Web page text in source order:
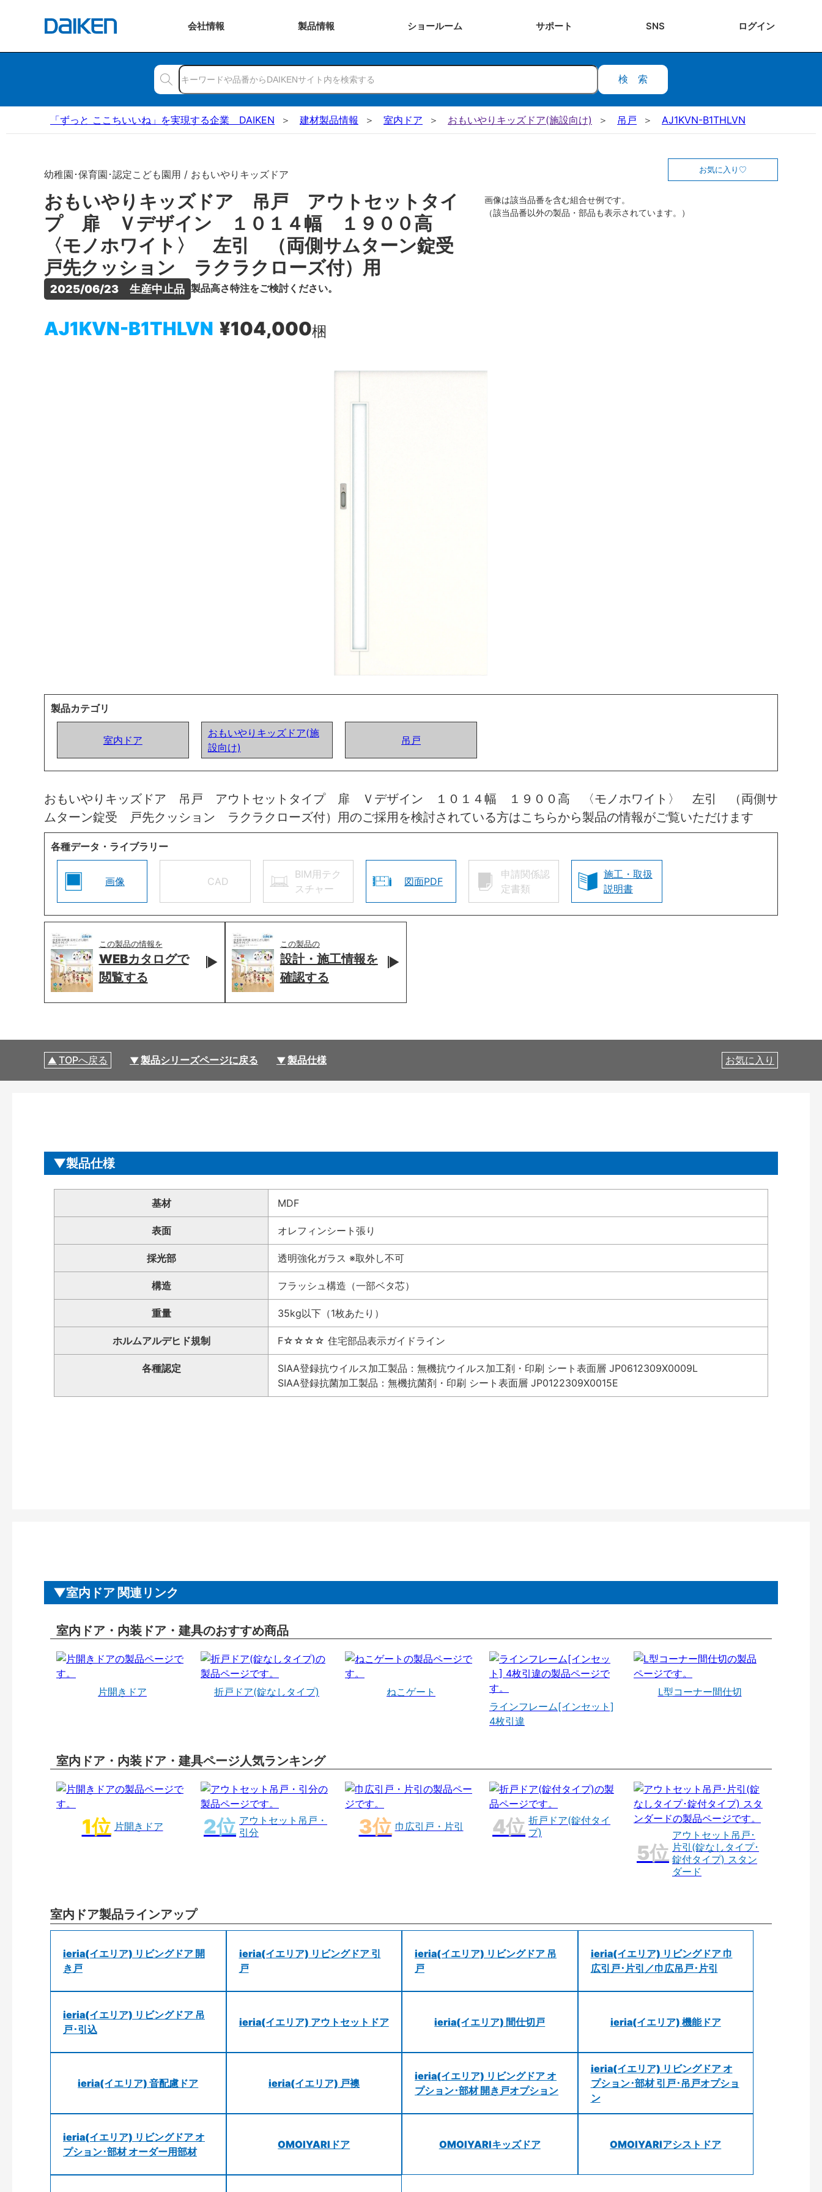
会社情報 製品情報 ショールーム サポート SNS ログイン
検索
「ずっと ここちいいね」を実現する企業 DAIKEN 建材製品情報 室内ドア おもいやりキッズドア(施設向け) 吊戸 AJ1KVN-B1THLVN
幼稚園･保育園･認定こども園用 / おもいやりキッズドア
おもいやりキッズドア 吊戸 アウトセットタイ
プ 扉 Ｖデザイン １０１４幅 １９００高
〈モノホワイト〉 左引 （両側サムターン錠受
戸先クッション ラクラクローズ付）用
2025/06/23　生産中止品 製品高さ特注をご検討ください。
AJ1KVN-B1THLVN ¥104,000梱
お気に入り
画像は該当品番を含む組合せ例です。
（該当品番以外の製品・部品も表示されています。）
製品カテゴリ
室内ドア
おもいやりキッズドア(施
設向け)
吊戸
おもいやりキッズドア 吊戸 アウトセットタイプ 扉 Ｖデザイン １０１４幅 １９００高 〈モノホワイト〉 左引 （両側サ
ムターン錠受 戸先クッション ラクラクローズ付）用のご採用を検討されている方はこちらから製品の情報がご覧いただけます
各種データ・ライブラリー
画像 CAD
BIM用テク
スチャー
図面PDF
申請関係認
定書類
施工・取扱
説明書
この製品の情報を
WEBカタログで
閲覧する
この製品の
設計・施工情報を
確認する
TOPへ戻る 製品シリーズページに戻る 製品仕様 お気に入り
製品仕様
基材 MDF
表面 オレフィンシート張り
採光部 透明強化ガラス ※取外し不可
構造 フラッシュ構造（一部ベタ芯）
重量 35kg以下（1枚あたり）
ホルムアルデヒド規制 F☆☆☆☆ 住宅部品表示ガイドライン
各種認定
SIAA登録抗ウイルス加工製品：無機抗ウイルス加工剤・印刷 シート表面層 JP0612309X0009L
SIAA登録抗菌加工製品：無機抗菌剤・印刷 シート表面層 JP0122309X0015E
室内ドア 関連リンク
室内ドア・内装ドア・建具のおすすめ商品
片開きドア 折戸ドア(錠なしタイプ)
ねこゲート
ラインフレーム[インセット]
4枚引違
L型コーナー間仕切
室内ドア・内装ドア・建具ページ人気ランキング
片開きドア
アウトセット吊戸・
引分
巾広引戸・片引
折戸ドア(錠付タイ
プ)
アウトセット吊戸･
片引(錠なしタイプ･
錠付タイプ) スタン
ダード
室内ドア製品ラインアップ
ieria(イエリア) リビングドア 開
き戸
ieria(イエリア) リビングドア 引
戸
ieria(イエリア) リビングドア 吊
戸
ieria(イエリア) リビングドア 巾
広引戸･片引／巾広吊戸･片引
ieria(イエリア) リビングドア 吊
戸･引込
ieria(イエリア) アウトセットドア ieria(イエリア) 間仕切戸 ieria(イエリア) 機能ドア
ieria(イエリア) 音配慮ドア ieria(イエリア) 戸襖
ieria(イエリア) リビングドア オ
プション･部材 開き戸オプション
ieria(イエリア) リビングドア オ
プション･部材 引戸･吊戸オプショ
ン
ieria(イエリア) リビングドア オ
プション･部材 オーダー用部材
OMOIYARIドア OMOIYARIキッズドア OMOIYARIアシストドア